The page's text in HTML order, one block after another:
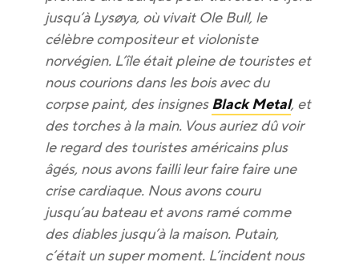
jusqu’à Lysøya, où vivait Ole Bull, le
célèbre compositeur et violoniste
norvégien. L’île était pleine de touristes et
nous courions dans les bois avec du
corpse paint, des insignesBlack Metal, et
des torches à la main. Vous auriez dû voir
le regard des touristes américains plus
âgés, nous avons failli leur faire faire une
crise cardiaque. Nous avons couru
jusqu’au bateau et avons ramé comme
des diables jusqu’à la maison. Putain,
c’était un super moment. L’incident nous